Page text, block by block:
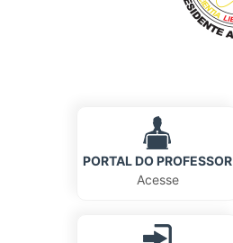
PORTAL DO PROFESSOR
Acesse